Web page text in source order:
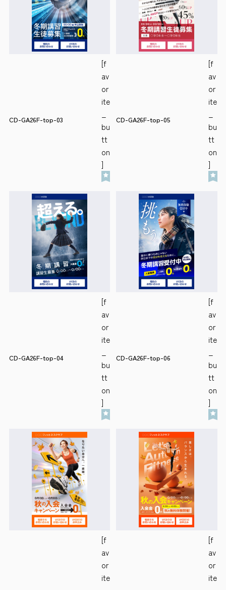
CD-GA26F-top-03
[f
av
or
ite
bu
tt
on
]
CD-GA26F-top-05
[f
av
or
ite
bu
tt
on
]
CD-GA26F-top-04
[f
av
or
ite
bu
tt
on
]
CD-GA26F-top-06
[f
av
or
ite
bu
tt
on
]
[f
av
or
ite
[f
av
or
ite